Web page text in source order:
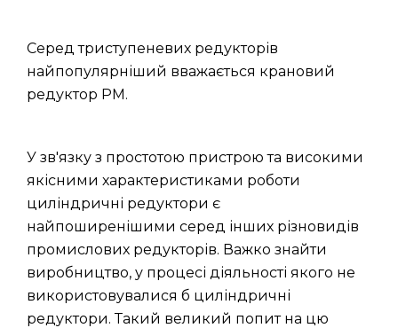
Серед триступеневих редукторів
найпопулярніший вважається крановий
редуктор РМ.
У зв'язку з простотою пристрою та високими
якісними характеристиками роботи
циліндричні редуктори є
найпоширенішими серед інших різновидів
промислових редукторів. Важко знайти
виробництво, у процесі діяльності якого не
використовувалися б циліндричні
редуктори. Такий великий попит на цю